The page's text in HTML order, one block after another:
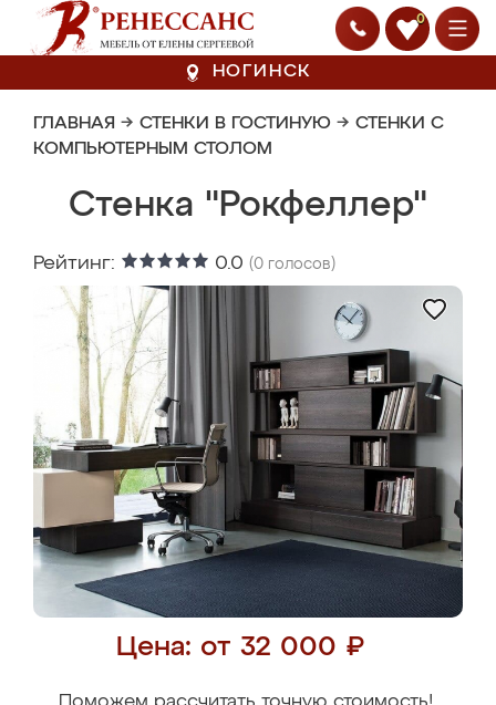
0
НОГИНСК
ГЛАВНАЯ → СТЕНКИ В ГОСТИНУЮ → СТЕНКИ С
КОМПЬЮТЕРНЫМ СТОЛОМ
Стенка "Рокфеллер"
Рейтинг: 0.0 (0 голосов)
Цена: от 32 000 ₽